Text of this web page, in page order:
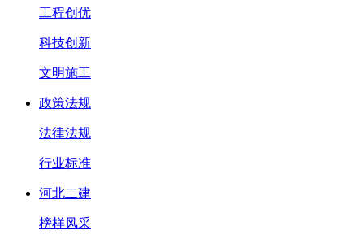
工程创优
科技创新
文明施工
政策法规
法律法规
行业标准
河北二建
榜样风采